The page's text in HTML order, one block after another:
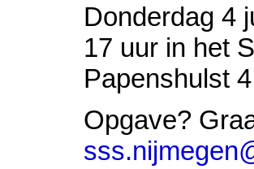
Donderdag 4
17 uur in het
Papenshulst
Opgave?